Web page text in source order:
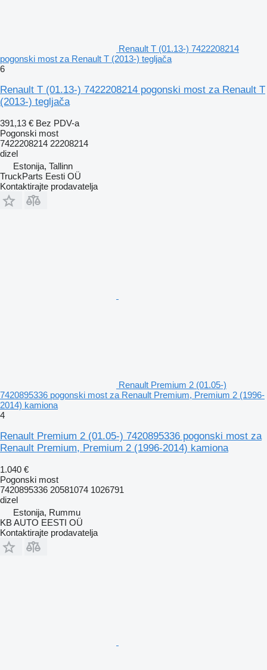
Renault T (01.13-) 7422208214
pogonski most za Renault T (2013-) tegljača
6
Renault T (01.13-) 7422208214 pogonski most za Renault T
(2013-) tegljača
391,13 € Bez PDV-a
Pogonski most
7422208214 22208214
dizel
Estonija, Tallinn
TruckParts Eesti OÜ
Kontaktirajte prodavatelja
Renault Premium 2 (01.05-)
7420895336 pogonski most za Renault Premium, Premium 2 (1996-
2014) kamiona
4
Renault Premium 2 (01.05-) 7420895336 pogonski most za
Renault Premium, Premium 2 (1996-2014) kamiona
1.040 €
Pogonski most
7420895336 20581074 1026791
dizel
Estonija, Rummu
KB AUTO EESTI OÜ
Kontaktirajte prodavatelja